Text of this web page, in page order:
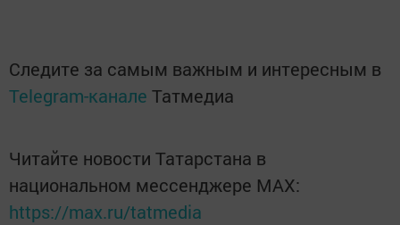
Следите за самым важным и интересным в
Telegram-канале Татмедиа
Читайте новости Татарстана в
национальном мессенджере MАХ:
https://max.ru/tatmedia